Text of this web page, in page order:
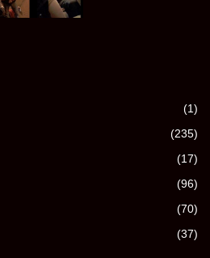
(1)
(235)
(17)
(96)
(70)
(37)